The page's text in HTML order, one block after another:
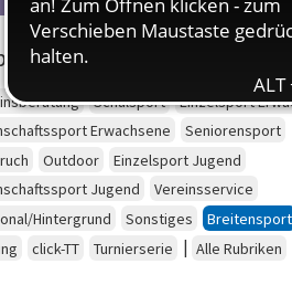
Schulsport
Einzelsport
Erwachsene
Seniorensport
Outdoor
Einzelsport Jugend
Jugend
Vereinsservice
Hintergrund
Sonstiges
Breitensport
click-TT Turnierserie | Alle Rubriken